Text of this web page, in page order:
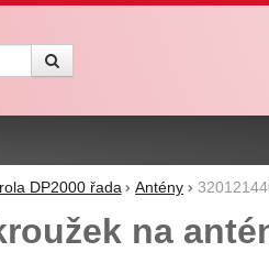
DP2000 řada Antény
na